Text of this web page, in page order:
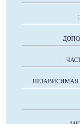
НЕЗАВИСИМАЯ